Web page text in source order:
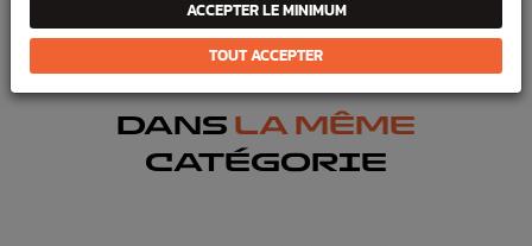
Pièces origine constructeur
DANS LA MÊME
CATÉGORIE
ACCEPTER LE MINIMUM
TOUT ACCEPTER